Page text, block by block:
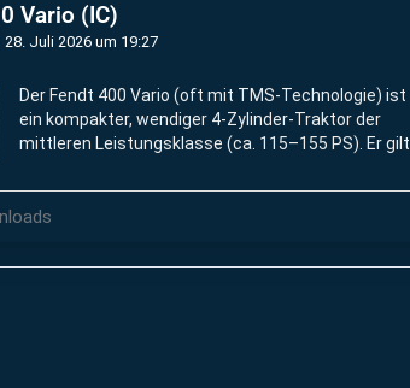
Vario (IC)
28. Juli 2026 um 19:27
Der Fendt 400 Vario (oft mit TMS-Technologie) ist
ein kompakter, wendiger 4-Zylinder-Traktor der
mittleren Leistungsklasse (ca. 115–155 PS). Er gilt
Mischbetriebe.